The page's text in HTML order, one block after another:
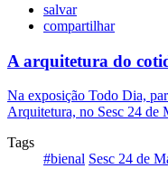
salvar
compartilhar
A arquitetura do
Na exposição Todo Dia,
Arquitetura, no Sesc 24 de
Tags
#bienal Sesc 24 de